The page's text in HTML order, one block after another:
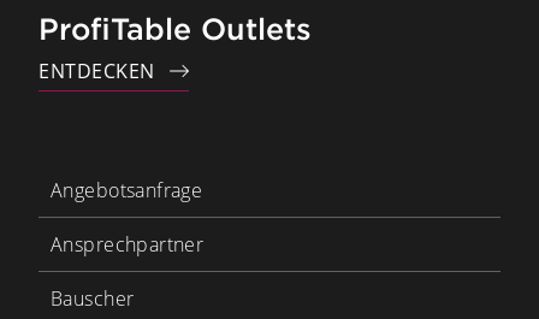
ProfiTable Outlets
ENTDECKEN
Angebotsanfrage
Ansprechpartner
Bauscher